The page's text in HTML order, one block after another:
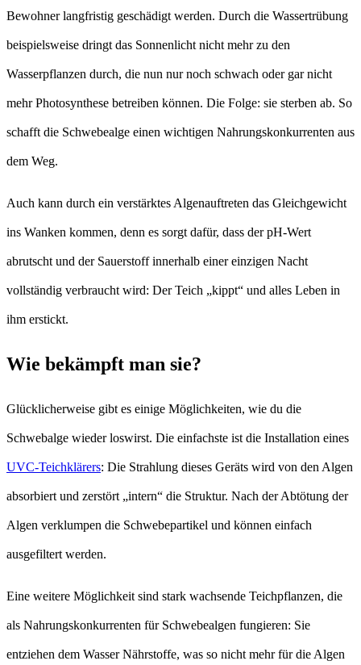
Bewohner langfristig geschädigt werden. Durch die Wassertrübung
beispielsweise dringt das Sonnenlicht nicht mehr zu den
Wasserpflanzen durch, die nun nur noch schwach oder gar nicht
mehr Photosynthese betreiben können. Die Folge: sie sterben ab. So
schafft die Schwebealge einen wichtigen Nahrungskonkurrenten aus
dem Weg.
Auch kann durch ein verstärktes Algenauftreten das Gleichgewicht
ins Wanken kommen, denn es sorgt dafür, dass der pH-Wert
abrutscht und der Sauerstoff innerhalb einer einzigen Nacht
vollständig verbraucht wird: Der Teich „kippt“ und alles Leben in
ihm erstickt.
Wie bekämpft man sie?
Glücklicherweise gibt es einige Möglichkeiten, wie du die
Schwebalge wieder loswirst. Die einfachste ist die Installation eines
UVC-Teichklärers: Die Strahlung dieses Geräts wird von den Algen
absorbiert und zerstört „intern“ die Struktur. Nach der Abtötung der
Algen verklumpen die Schwebepartikel und können einfach
ausgefiltert werden.
Eine weitere Möglichkeit sind stark wachsende Teichpflanzen, die
als Nahrungskonkurrenten für Schwebealgen fungieren: Sie
entziehen dem Wasser Nährstoffe, was so nicht mehr für die Algen